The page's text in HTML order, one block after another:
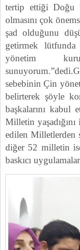
tertip ettiği Doğu
olmasını çok
şad olduğunu
getirmek lütfunda
yönetim
sebebinin Çin
belirterek şöyle
başkalarını
Milletin
edilen Milletlerden
diğer 52 milletin
baskıcı